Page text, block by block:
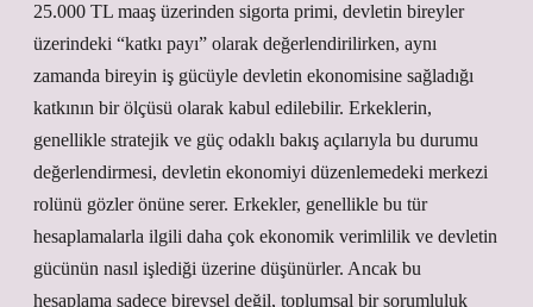
25.000 TL maaş üzerinden sigorta primi, devletin bireyler
üzerindeki “katkı payı” olarak değerlendirilirken, aynı
zamanda bireyin iş gücüyle devletin ekonomisine sağladığı
katkının bir ölçüsü olarak kabul edilebilir. Erkeklerin,
genellikle stratejik ve güç odaklı bakış açılarıyla bu durumu
değerlendirmesi, devletin ekonomiyi düzenlemedeki merkezi
rolünü gözler önüne serer. Erkekler, genellikle bu tür
hesaplamalarla ilgili daha çok ekonomik verimlilik ve devletin
gücünün nasıl işlediği üzerine düşünürler. Ancak bu
hesaplama sadece bireysel değil, toplumsal bir sorumluluk